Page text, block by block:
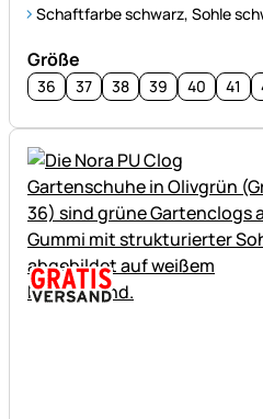
Schaftfarbe schwarz, Sohle
Größe
36 37 38 39 40 41